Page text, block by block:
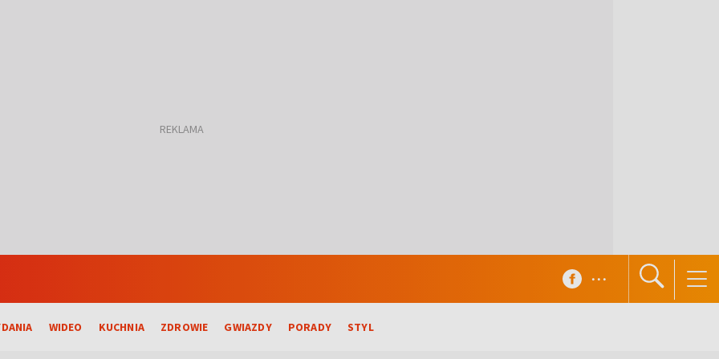
WIDEO KUCHNIA ZDROWIE GWIAZDY PORADY STYL
...